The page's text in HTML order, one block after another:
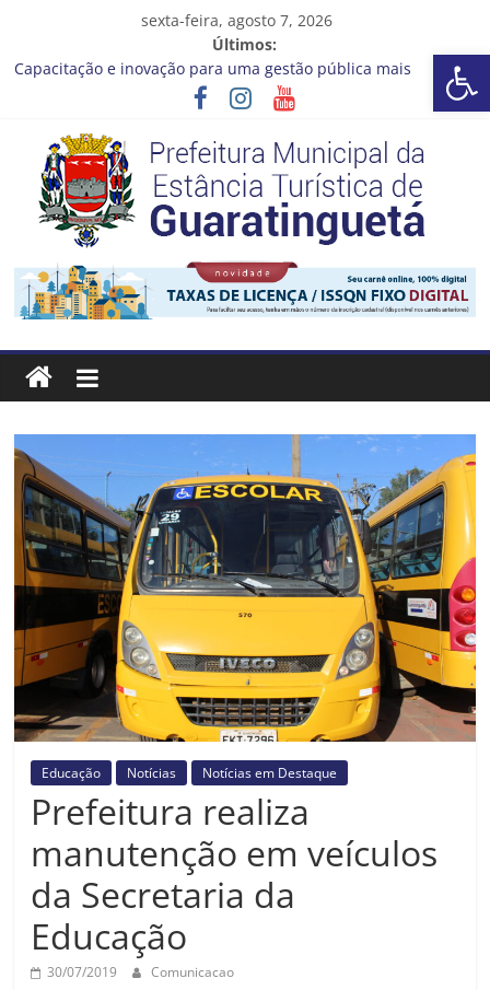
Barra de Ferramentas Aberta
sexta-feira, agosto 7, 2026
Últimos:
Capacitação e inovação para uma gestão pública mais
Seu próximo emprego pode estar mais perto do que você
imagina
Novo curso no Qualifica Guará
Prefeitura de Guaratinguetá divulga novo cronograma dos
editais da PNAB
Guaratinguetá realizará ação de vacinação contra a Febre
Amarela na região da Rocinha
Prefeitura
Estância
Turística
Guaratinguetá
Prefeitura
Estância
Turística
Guaratinguetá
Educação Notícias Notícias em Destaque
Prefeitura realiza
manutenção em veículos
da Secretaria da
Educação
30/07/2019 Comunicacao